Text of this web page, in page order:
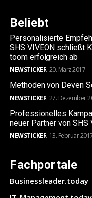
Beliebt
Personalisierte
SHS VIVEON schließt
toom erfolgreich ab
NEWSTICKER 20. März 2017
Methoden von Deven
NEWSTICKER 27. Dezember
Professionelles
neuer Partner von SHS
NEWSTICKER 13. Februar 2017
Fachportale
Businessleader.today